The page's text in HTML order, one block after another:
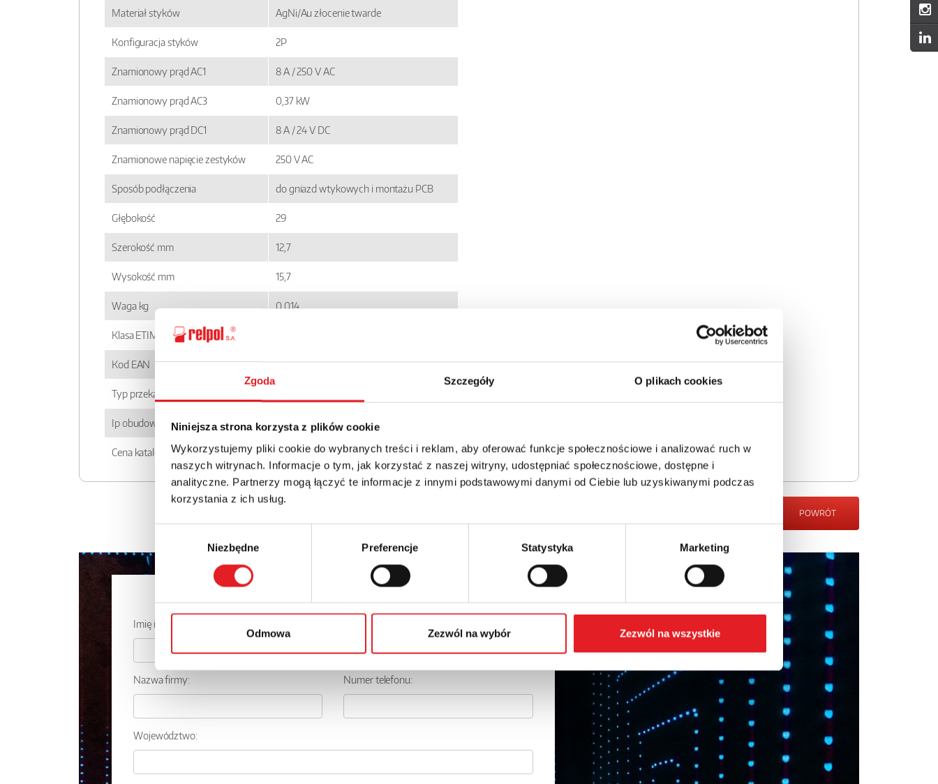
Zgoda Szczegóły O plikach cookies
Niniejsza strona korzysta z plików cookie
Wykorzystujemy pliki cookie do wybranych treści i reklam, aby oferować funkcje społecznościowe i analizować ruch w
naszych witrynach. Informacje o tym, jak korzystać z naszej witryny, udostępniać społecznościowe, dostępne i
analityczne. Partnerzy mogą łączyć te informacje z innymi podstawowymi danymi od Ciebie lub uzyskiwanymi podczas
korzystania z ich usług.
Niezbędne Preferencje Statystyka Marketing
Odmowa Zezwól na wybór Zezwól na wszystkie
Materiał styków AgNi/Au złocenie twarde
Konfiguracja styków 2P
Znamionowy prąd AC1 8 A / 250 V AC
Znamionowy prąd AC3 0,37 kW
Znamionowy prąd DC1 8 A / 24 V DC
Znamionowe napięcie zestyków 250 V AC
Sposób podłączenia do gniazd wtykowych i montażu PCB
Głębokość 29
Szerokość mm 12,7
Wysokość mm 15,7
Waga kg 0,014
Klasa ETIM
Kod EAN 5900005133688
Typ przekaźnika
Ip obudowy IP 67
Cena katalogowa 30.85zł + 23% VAT
POWRÓT
Imię i nazwisko: *
Nazwa firmy: Numer telefonu:
Województwo: